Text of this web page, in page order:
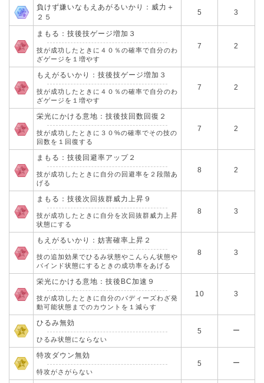
負けず嫌いなもえあがるいかり：威力＋
２５
5 3
まもる：技後技ゲージ増加３
技が成功したときに４０％の確率で自分のわ
ざゲージを１増やす
7 2
もえがるいかり：技後技ゲージ増加３
技が成功したときに４０％の確率で自分のわ
ざゲージを１増やす
7 2
栄光にかける意地：技後技回数回復２
技が成功したときに３０%の確率でその技の
回数を１回復する
7 2
まもる：技後回避率アップ２
技が成功したときに自分の回避率を２段階あ
げる
8 2
まもる：技後次回抜群威力上昇９
技が成功したときに自分を次回抜群威力上昇
状態にする
8 3
もえがるいかり：妨害確率上昇２
技の追加効果でひるみ状態やこんらん状態や
バインド状態にするときの成功率をあげる
8 3
栄光にかける意地：技後BC加速９
技が成功したときに自分のバディーズわざ発
動可能状態までのカウントを１減らす
10 3
ひるみ無効
ひるみ状態にならない
5 ー
特攻ダウン無効
特攻がさがらない
5 ー